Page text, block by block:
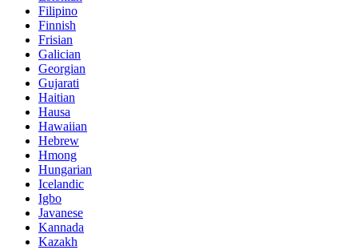
Filipino
Finnish
Frisian
Galician
Georgian
Gujarati
Haitian
Hausa
Hawaiian
Hebrew
Hmong
Hungarian
Icelandic
Igbo
Javanese
Kannada
Kazakh